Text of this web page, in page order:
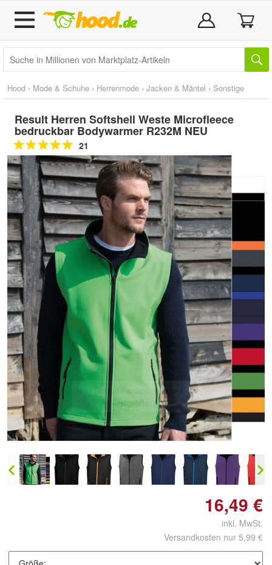
Hood › Mode & Schuhe › Herrenmode › Jacken & Mäntel › Sonstige
Result Herren Softshell Weste Microfleece
bedruckbar Bodywarmer R232M NEU
21
Doppelt antippen zum
vergrößern
16,49 €
inkl. MwSt.
Versandkosten nur 5,99 €